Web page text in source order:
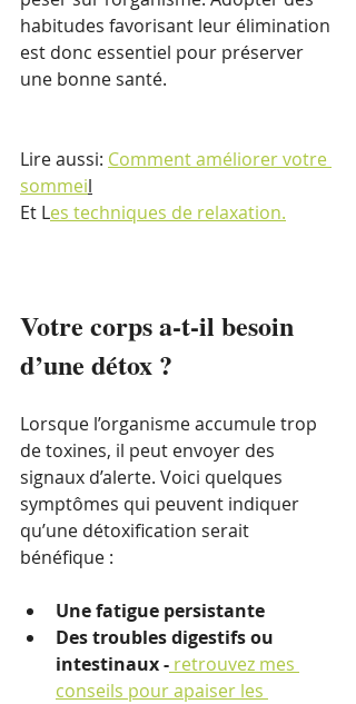
habitudes favorisant leur élimination
est donc essentiel pour préserver
une bonne santé.
Lire aussi: Comment améliorer votre
sommeil
Et Les techniques de relaxation.
Votre corps a-t-il besoin
d’une détox ?
Lorsque l’organisme accumule trop
de toxines, il peut envoyer des
signaux d’alerte. Voici quelques
symptômes qui peuvent indiquer
qu’une détoxification serait
bénéfique :
Une fatigue persistante
Des troubles digestifs ou
intestinaux - retrouvez mes
conseils pour apaiser les